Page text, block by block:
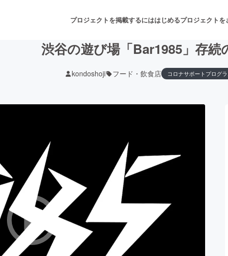
プロジェクトを掲載するにははじめるプロジェクトを
舞台・パ
ゲーム・サービス開発 フード・飲
書籍・雑誌出版
チャレンジ ビューテ
渋谷の遊び場「Bar1985」存続
kondoshoji フード・飲食店 コロナサポートプログ